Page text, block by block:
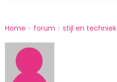
BREADCRUMBS
You
here:
Home forum stijl en techniek